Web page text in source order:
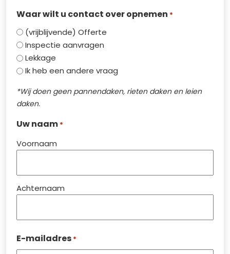
Waar wilt u contact over opnemen *
(vrijblijvende) Offerte
Inspectie aanvragen
Lekkage
Ik heb een andere vraag
*Wij doen geen pannendaken, rieten daken en leien
daken.
Uw naam *
Voornaam
Achternaam
E-mailadres *